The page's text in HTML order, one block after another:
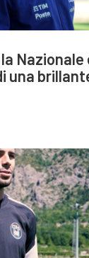
Nazionale
una